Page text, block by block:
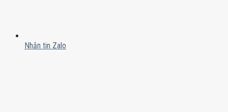
Nhắn tin Zalo